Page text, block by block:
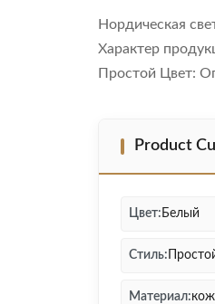
Нордическая
Характер
Простой Цвет:
Product
Цвет: Белый
Стиль:
Материал: